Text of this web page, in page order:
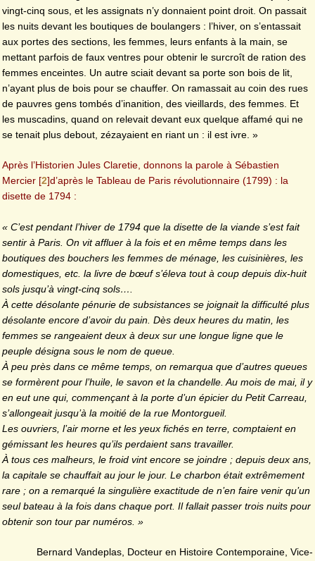
vingt-cinq sous, et les assignats n’y donnaient point droit. On passait
les nuits devant les boutiques de boulangers : l’hiver, on s’entassait
aux portes des sections, les femmes, leurs enfants à la main, se
mettant parfois de faux ventres pour obtenir le surcroît de ration des
femmes enceintes. Un autre sciait devant sa porte son bois de lit,
n’ayant plus de bois pour se chauffer. On ramassait au coin des rues
de pauvres gens tombés d’inanition, des vieillards, des femmes. Et
les muscadins, quand on relevait devant eux quelque affamé qui ne
se tenait plus debout, zézayaient en riant un : il est ivre. »
Après l’Historien Jules Claretie, donnons la parole à Sébastien
Mercier [2]d’après le Tableau de Paris révolutionnaire (1799) : la
disette de 1794 :
« C’est pendant l’hiver de 1794 que la disette de la viande s’est fait
sentir à Paris. On vit affluer à la fois et en même temps dans les
boutiques des bouchers les femmes de ménage, les cuisinières, les
domestiques, etc. la livre de bœuf s’éleva tout à coup depuis dix-huit
sols jusqu’à vingt-cinq sols….
À cette désolante pénurie de subsistances se joignait la difficulté plus
désolante encore d’avoir du pain. Dès deux heures du matin, les
femmes se rangeaient deux à deux sur une longue ligne que le
peuple désigna sous le nom de queue.
À peu près dans ce même temps, on remarqua que d’autres queues
se formèrent pour l’huile, le savon et la chandelle. Au mois de mai, il y
en eut une qui, commençant à la porte d’un épicier du Petit Carreau,
s’allongeait jusqu’à la moitié de la rue Montorgueil.
Les ouvriers, l’air morne et les yeux fichés en terre, comptaient en
gémissant les heures qu’ils perdaient sans travailler.
À tous ces malheurs, le froid vint encore se joindre ; depuis deux ans,
la capitale se chauffait au jour le jour. Le charbon était extrêmement
rare ; on a remarqué la singulière exactitude de n’en faire venir qu’un
seul bateau à la fois dans chaque port. Il fallait passer trois nuits pour
obtenir son tour par numéros. »
Bernard Vandeplas, Docteur en Histoire Contemporaine, Vice-